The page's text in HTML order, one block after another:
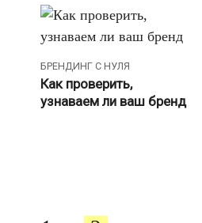
БРЕНДИНГ С НУЛЯ
Как проверить,
узнаваем ли ваш бренд